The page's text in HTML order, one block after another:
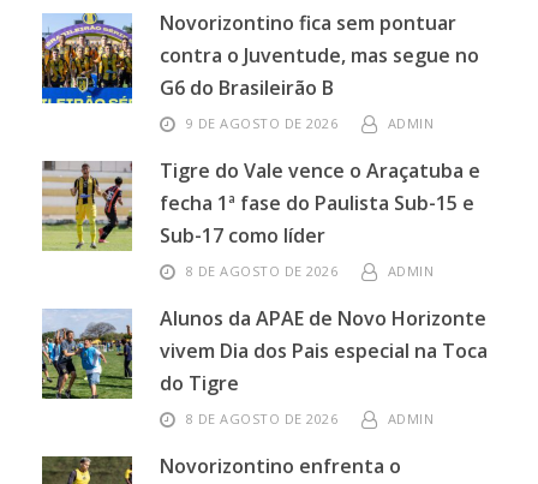
Novorizontino fica sem pontuar
contra o Juventude, mas segue no
G6 do Brasileirão B
9 DE AGOSTO DE 2026 ADMIN
Tigre do Vale vence o Araçatuba e
fecha 1ª fase do Paulista Sub-15 e
Sub-17 como líder
8 DE AGOSTO DE 2026 ADMIN
Alunos da APAE de Novo Horizonte
vivem Dia dos Pais especial na Toca
do Tigre
8 DE AGOSTO DE 2026 ADMIN
Novorizontino enfrenta o